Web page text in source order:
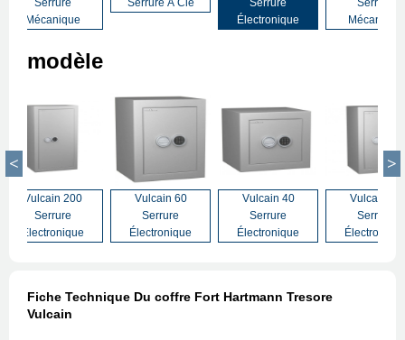
Serrure
Mécanique
Serrure À Clé
Serrure
Électronique
Serrure
Mécanique
modèle
Vulcain 200
Serrure
Électronique
Vulcain 60
Serrure
Électronique
Vulcain 40
Serrure
Électronique
Vulcain 80
Serrure
Fiche Technique Du coffre Fort Hartmann Tresore
Vulcain